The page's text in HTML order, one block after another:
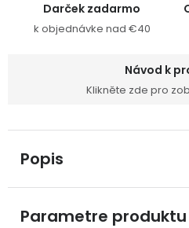
Darček zadarmo
k objednávke nad €40
Návod k
Klikněte zde pro
Popis
Parametre produktu